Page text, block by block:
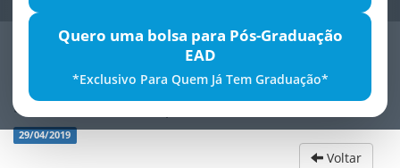
Quero uma bolsa para Pós-Graduação
EAD
*Exclusivo Para Quem Já Tem Graduação*
SeminÃ¡rio: TÃ³picos AvanÃ§ados
29/04/2019
Voltar